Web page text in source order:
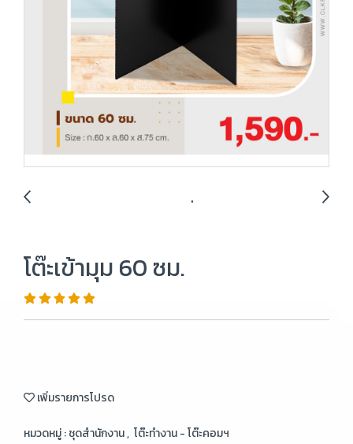
โต๊ะเข้ามุม 60 ซม.
เพิ่มรายการโปรด
หมวดหมู่ :ชุดสำนักงาน, โต๊ะทำงาน - โต๊ะคอมฯ